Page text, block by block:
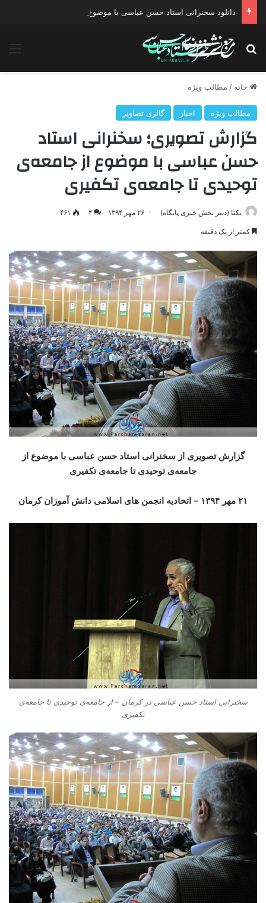
دانلود سخنرانی استاد حسن عباسی با موضوع چهار انتخاب ۱۴۰۰
جستجو برای
خانه / مطالب ویژه
مطالب ویژه اخبار گالری تصاویر
گزارش تصویری؛ سخنرانی استاد
حسن عباسی با موضوع از جامعه‌ی
توحیدی تا جامعه‌ی تکفیری
یکتا (دبیر بخش خبری پایگاه) ۲۶ مهر ۱۳۹۴ ۴ ۴۶۱
کمتر از یک دقیقه
گزارش تصویری از سخنرانی استاد حسن عباسی با موضوع از
جامعه‌ی توحیدی تا جامعه‌ی تکفیری
۲۱ مهر ۱۳۹۴ – اتحادیه انجمن های اسلامی دانش آموزان کرمان
سخنرانی استاد حسن عباسی در کرمان – از جامعه‌ی توحیدی تا جامعه‌ی
تکفیری